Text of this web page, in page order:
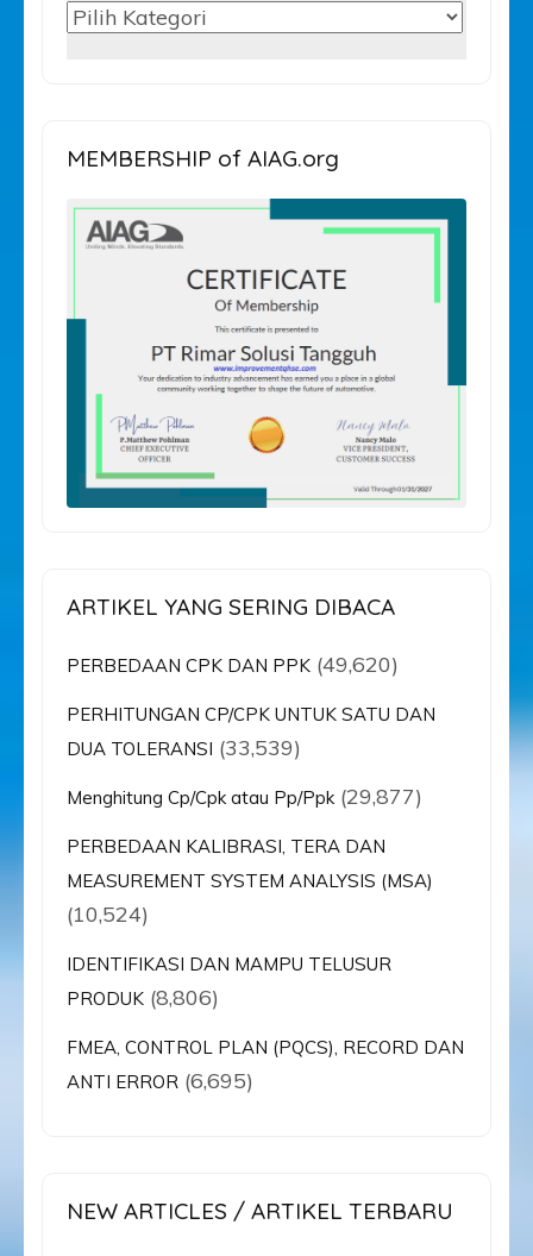
PILIH
MEMBERSHIP of AIAG.org
ARTIKEL YANG SERING DIBACA
PERBEDAAN CPK DAN PPK (49,620)
PERHITUNGAN CP/CPK UNTUK SATU DAN
DUA TOLERANSI (33,539)
Menghitung Cp/Cpk atau Pp/Ppk (29,877)
PERBEDAAN KALIBRASI, TERA DAN
MEASUREMENT SYSTEM ANALYSIS (MSA)
(10,524)
IDENTIFIKASI DAN MAMPU TELUSUR
PRODUK (8,806)
FMEA, CONTROL PLAN (PQCS), RECORD DAN
ANTI ERROR (6,695)
NEW ARTICLES / ARTIKEL TERBARU